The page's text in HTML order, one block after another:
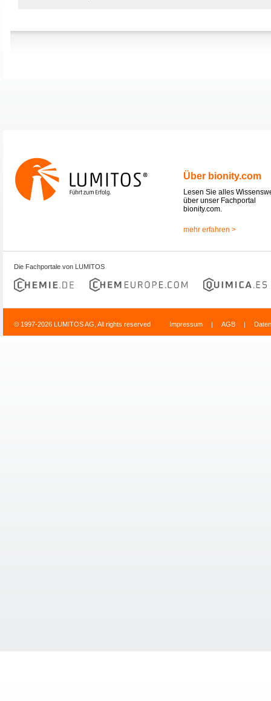
Über bionity.com
Lesen Sie alles
über unser Fachportal
bionity.com.
mehr erfahren >
Die Fachportale von LUMITOS
© 1997-2026 LUMITOS AG, All rights reserved Impressum | AGB |